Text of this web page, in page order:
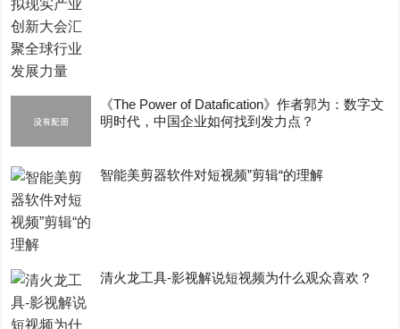
《The Power of Datafication》作者郭为：数字文
明时代，中国企业如何找到发力点？
智能美剪器软件对短视频”剪辑“的理解
清火龙工具-影视解说短视频为什么观众喜欢？